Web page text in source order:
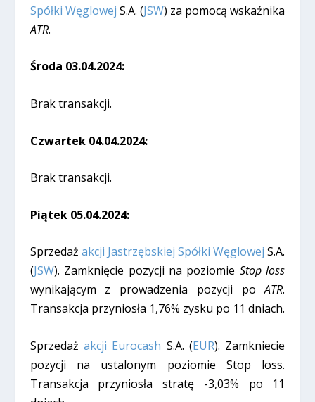
Spółki Węglowej S.A. (JSW) za pomocą wskaźnika
ATR.
Środa 03.04.2024:
Brak transakcji.
Czwartek 04.04.2024:
Brak transakcji.
Piątek 05.04.2024:
Sprzedaż akcji Jastrzębskiej Spółki Węglowej S.A.
(JSW). Zamknięcie pozycji na poziomie Stop loss
wynikającym z prowadzenia pozycji poATR.
Transakcja przyniosła 1,76% zysku po 11 dniach.
Sprzedaż akcji Eurocash S.A. (EUR). Zamkniecie
pozycji na ustalonym poziomie Stop loss.
Transakcja przyniosła stratę -3,03% po 11